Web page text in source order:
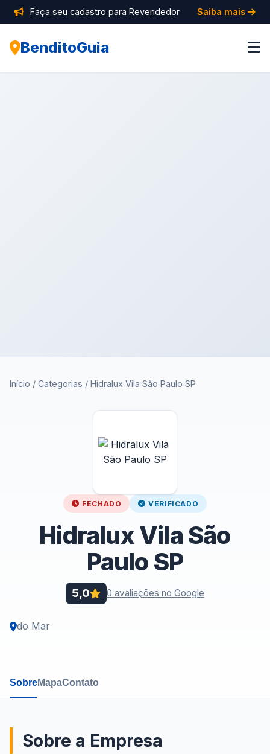
Faça seu cadastro para Revendedor Saiba mais
BenditoGuia
Início / Categorias / Hidralux Vila São Paulo SP
FECHADO VERIFICADO
Hidralux Vila São
Paulo SP
5,0 0 avaliações no Google
do Mar
SobreMapaContato
Sobre a Empresa